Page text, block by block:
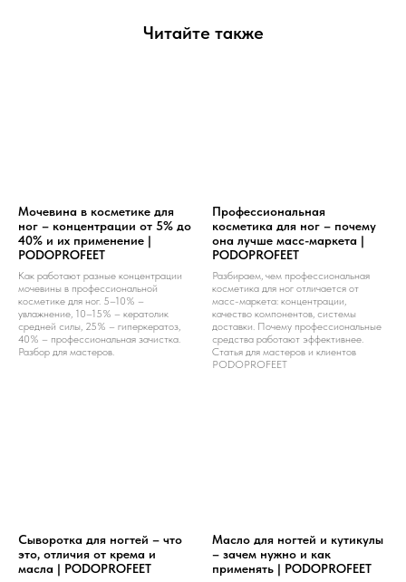
Читайте также
Мочевина в косметике для
ног – концентрации от 5% до
40% и их применение |
PODOPROFEET
Как работают разные концентрации
мочевины в профессиональной
косметике для ног. 5–10% –
увлажнение, 10–15% – кератолик
средней силы, 25% – гиперкератоз,
40% – профессиональная зачистка.
Разбор для мастеров.
Профессиональная
косметика для ног – почему
она лучше масс-маркета |
PODOPROFEET
Разбираем, чем профессиональная
косметика для ног отличается от
масс-маркета: концентрации,
качество компонентов, системы
доставки. Почему профессиональные
средства работают эффективнее.
Статья для мастеров и клиентов
PODOPROFEET
Сыворотка для ногтей – что
это, отличия от крема и
масла | PODOPROFEET
Масло для ногтей и кутикулы
– зачем нужно и как
применять | PODOPROFEET